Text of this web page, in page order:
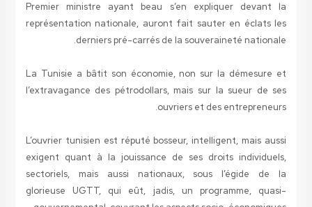
Premier ministre ayant beau s’en expliquer devant la
représentation nationale, auront fait sauter en éclats les
derniers pré-carrés de la souveraineté nationale.
La Tunisie a bâtit son économie, non sur la démesure et
l’extravagance des pétrodollars, mais sur la sueur de ses
ouvriers et des entrepreneurs.
L’ouvrier tunisien est réputé bosseur, intelligent, mais aussi
exigent quant à la jouissance de ses droits individuels,
sectoriels, mais aussi nationaux, sous l’égide de la
glorieuse UGTT, qui eût, jadis, un programme, quasi-